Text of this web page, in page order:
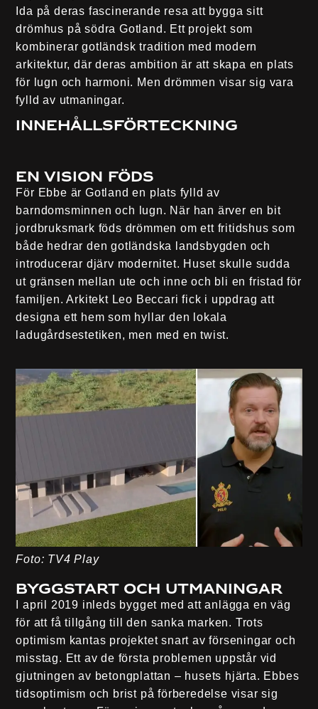
Ida på deras fascinerande resa att bygga sitt
drömhus på södra Gotland. Ett projekt som
kombinerar gotländsk tradition med modern
arkitektur, där deras ambition är att skapa en plats
för lugn och harmoni. Men drömmen visar sig vara
fylld av utmaningar.
Innehållsförteckning
En vision föds
För Ebbe är Gotland en plats fylld av
barndomsminnen och lugn. När han ärver en bit
jordbruksmark föds drömmen om ett fritidshus som
både hedrar den gotländska landsbygden och
introducerar djärv modernitet. Huset skulle sudda
ut gränsen mellan ute och inne och bli en fristad för
familjen. Arkitekt Leo Beccari fick i uppdrag att
designa ett hem som hyllar den lokala
ladugårdsestetiken, men med en twist.
Foto: TV4 Play
Byggstart och utmaningar
I april 2019 inleds bygget med att anlägga en väg
för att få tillgång till den sanka marken. Trots
optimism kantas projektet snart av förseningar och
misstag. Ett av de första problemen uppstår vid
gjutningen av betongplattan – husets hjärta. Ebbes
tidsoptimism och brist på förberedelse visar sig